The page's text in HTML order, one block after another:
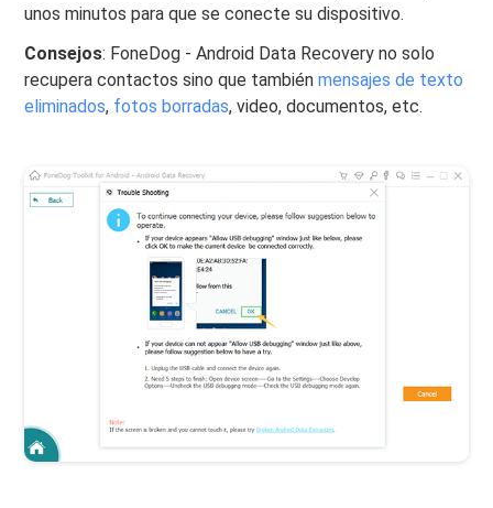
unos minutos para que se conecte su dispositivo.
Consejos: FoneDog - Android Data Recovery no solo
recupera contactos sino que tambiénmensajes de texto
eliminados, fotos borradas, video, documentos, etc.